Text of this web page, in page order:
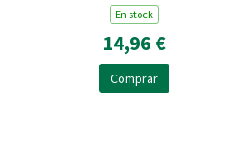
En stock
14,96 €
Comprar